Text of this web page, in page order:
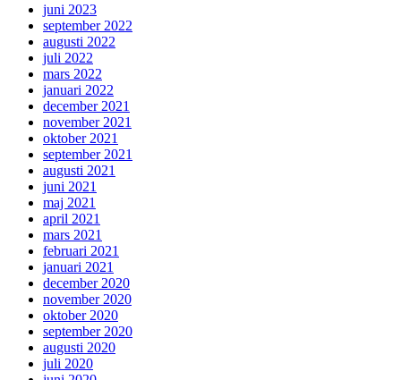
juni 2023
september 2022
augusti 2022
juli 2022
mars 2022
januari 2022
december 2021
november 2021
oktober 2021
september 2021
augusti 2021
juni 2021
maj 2021
april 2021
mars 2021
februari 2021
januari 2021
december 2020
november 2020
oktober 2020
september 2020
augusti 2020
juli 2020